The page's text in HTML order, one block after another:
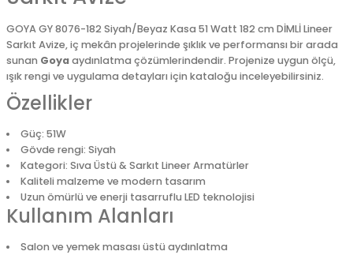
GOYA GY 8076-182 Siyah/Beyaz Kasa 51 Watt 182 cm DİMLİ Lineer
Sarkıt Avize, iç mekân projelerinde şıklık ve performansı bir arada
sunan Goyaaydınlatma çözümlerindendir. Projenize uygun ölçü,
ışık rengi ve uygulama detayları için kataloğu inceleyebilirsiniz.
Özellikler
Güç: 51W
Gövde rengi: Siyah
Kategori: Sıva Üstü & Sarkıt Lineer Armatürler
Kaliteli malzeme ve modern tasarım
Uzun ömürlü ve enerji tasarruflu LED teknolojisi
Kullanım Alanları
Salon ve yemek masası üstü aydınlatma